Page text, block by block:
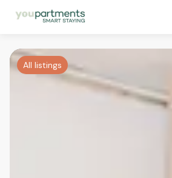
All listings